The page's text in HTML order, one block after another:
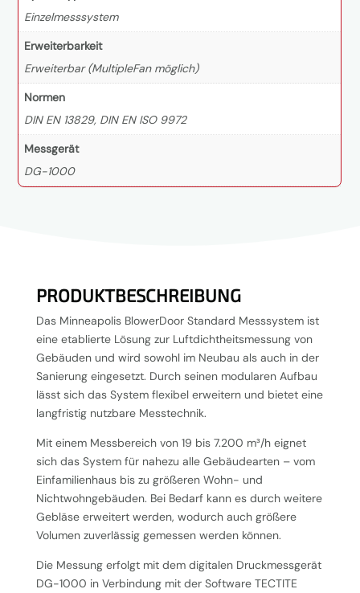
Einzelmesssystem
Erweiterbarkeit
Erweiterbar (MultipleFan möglich)
Normen
DIN EN 13829, DIN EN ISO 9972
Messgerät
DG-1000
PRODUKTBESCHREIBUNG
Das Minneapolis BlowerDoor Standard Messsystem ist
eine etablierte Lösung zur Luftdichtheitsmessung von
Gebäuden und wird sowohl im Neubau als auch in der
Sanierung eingesetzt. Durch seinen modularen Aufbau
lässt sich das System flexibel erweitern und bietet eine
langfristig nutzbare Messtechnik.
Mit einem Messbereich von 19 bis 7.200 m³/h eignet
sich das System für nahezu alle Gebäudearten – vom
Einfamilienhaus bis zu größeren Wohn- und
Nichtwohngebäuden. Bei Bedarf kann es durch weitere
Gebläse erweitert werden, wodurch auch größere
Volumen zuverlässig gemessen werden können.
Die Messung erfolgt mit dem digitalen Druckmessgerät
DG-1000 in Verbindung mit der Software TECTITE